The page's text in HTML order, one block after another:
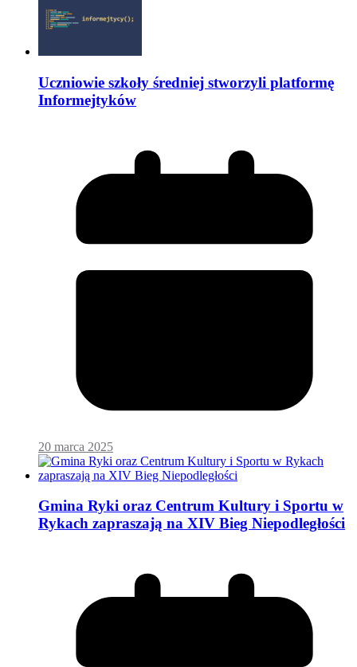
Uczniowie szkoły średniej stworzyli platformę
Informejtyków
20 marca 2025
Gmina Ryki oraz Centrum Kultury i Sportu w
Rykach zapraszają na XIV Bieg Niepodległości